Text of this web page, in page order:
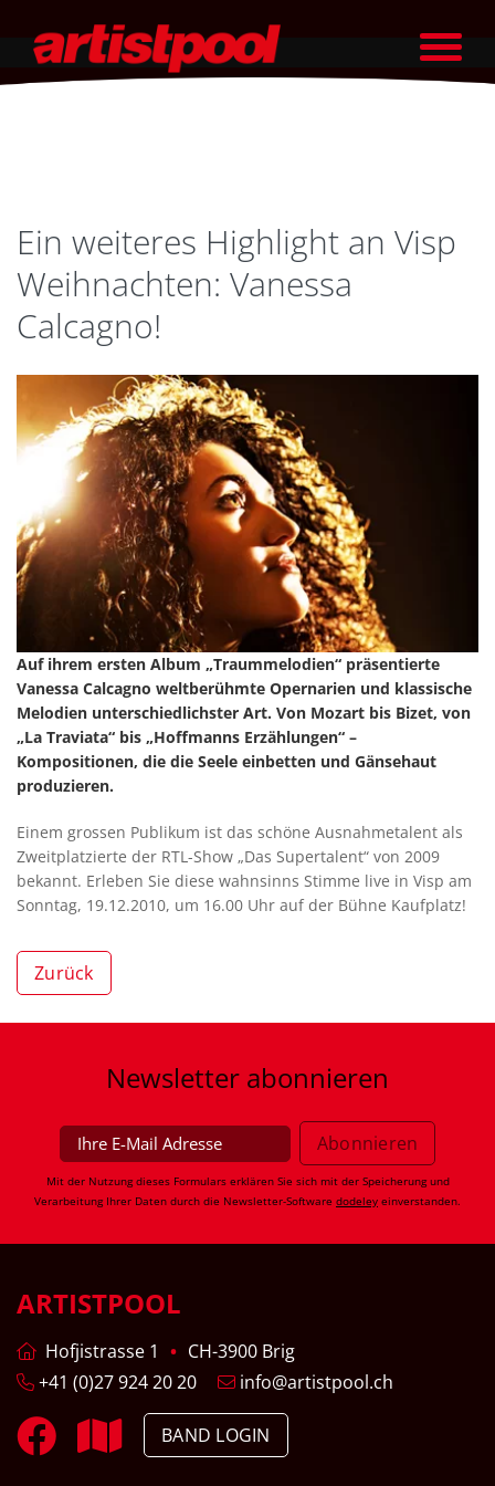
Ein weiteres Highlight an Visp
Weihnachten: Vanessa
Calcagno!
Auf ihrem ersten Album „Traummelodien“ präsentierte
Vanessa Calcagno weltberühmte Opernarien und klassische
Melodien unterschiedlichster Art. Von Mozart bis Bizet, von
„La Traviata“ bis „Hoffmanns Erzählungen“ –
Kompositionen, die die Seele einbetten und Gänsehaut
produzieren.
Einem grossen Publikum ist das schöne Ausnahmetalent als
Zweitplatzierte der RTL-Show „Das Supertalent“ von 2009
bekannt. Erleben Sie diese wahnsinns Stimme live in Visp am
Sonntag, 19.12.2010, um 16.00 Uhr auf der Bühne Kaufplatz!
Zurück
Newsletter abonnieren
Mit der Nutzung dieses Formulars erklären Sie sich mit der Speicherung und
Verarbeitung Ihrer Daten durch die Newsletter-Software dodeley einverstanden.
ARTISTPOOL
Hofjistrasse 1
CH-3900 Brig
+41 (0)27 924 20 20
info@artistpool.ch
BAND LOGIN